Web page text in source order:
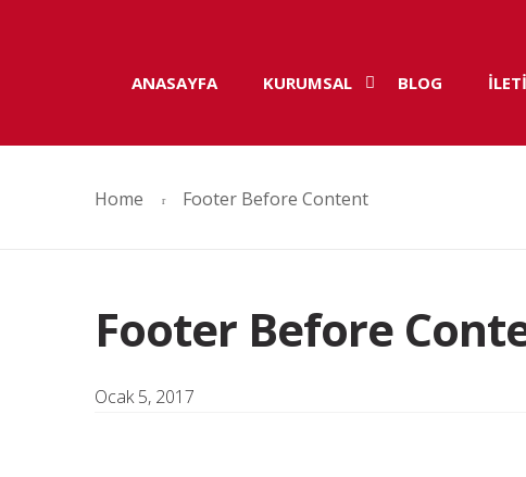
ANASAYFA KURUMSAL BLOG
Home Footer Before Content
Footer Before
Ocak 5, 2017